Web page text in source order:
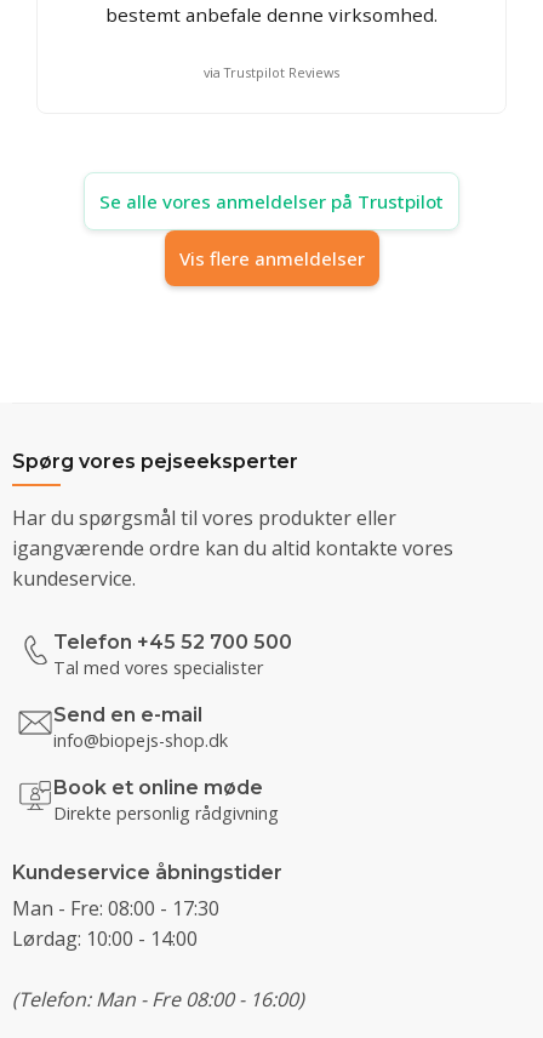
bestemt anbefale denne virksomhed.
via Trustpilot Reviews
Se alle vores anmeldelser på Trustpilot
Vis flere anmeldelser
Spørg vores pejseeksperter
Har du spørgsmål til vores produkter eller
igangværende ordre kan du altid kontakte vores
kundeservice.
Telefon +45 52 700 500
Tal med vores specialister
Send en e-mail
info@biopejs-shop.dk
Book et online møde
Direkte personlig rådgivning
Kundeservice åbningstider
Man - Fre: 08:00 - 17:30
Lørdag: 10:00 - 14:00
(Telefon: Man - Fre 08:00 - 16:00)